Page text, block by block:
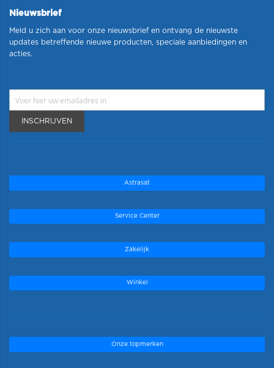
Nieuwsbrief
Meld u zich aan voor onze nieuwsbrief en ontvang de nieuwste
updates betreffende nieuwe producten, speciale aanbiedingen en
acties.
INSCHRIJVEN
Astrasat
Service Center
Zakelijk
Winkel
Onze topmerken